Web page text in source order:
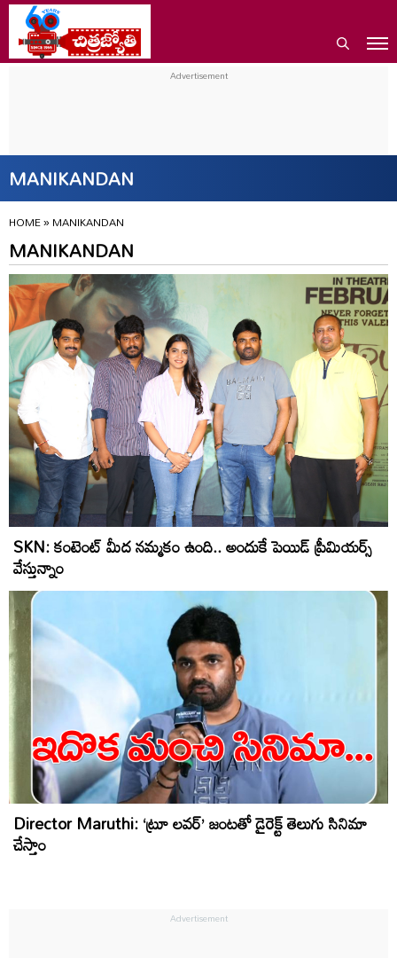
MANIKANDAN
HOME»MANIKANDAN
MANIKANDAN
SKN: కంటెంట్ మీద నమ్మకం ఉంది.. అందుకే పెయిడ్ ప్రీమియర్స్
వేస్తున్నాం
Director Maruthi: ‘ట్రూ లవర్’ జంటతో డైరెక్ట్ తెలుగు సినిమా
చేస్తాం